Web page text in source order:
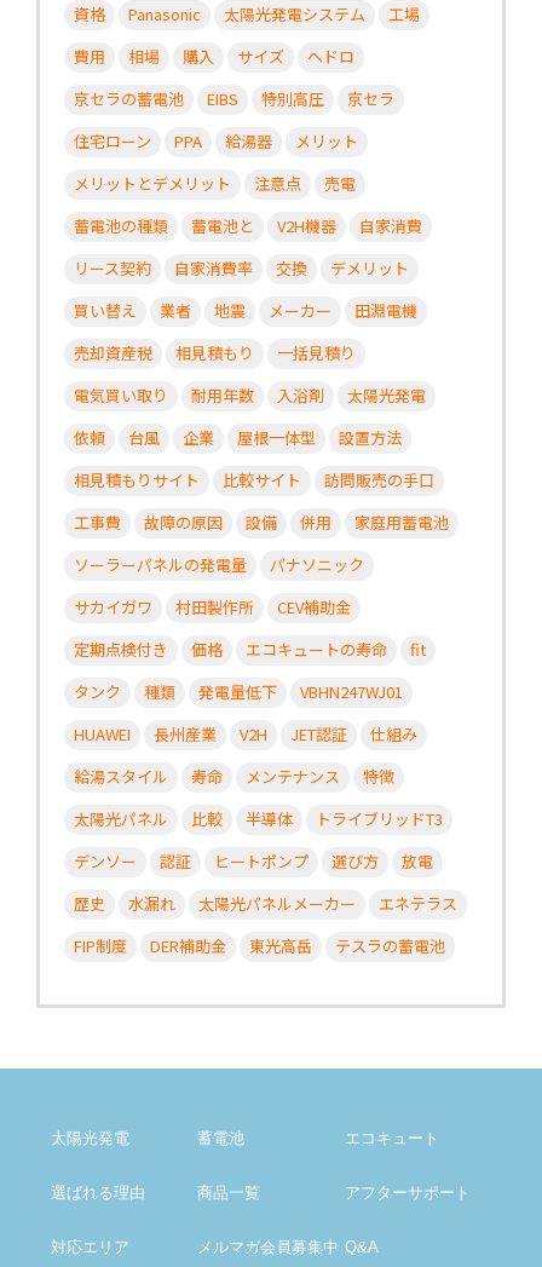
資格
Panasonic 太陽光発電システム
工場
費用
相場 購入 サイズ
ヘドロ
京セラの蓄電池
EIBS 特別高圧
京セラ
住宅ローン
PPA 給湯器
メリット
メリットとデメリット
注意点
売電
蓄電池の種類
蓄電池と V2H機器
自家消費
リース契約
自家消費率 交換
デメリット
買い替え
業者 地震 メーカー
田淵電機
売却資産税
相見積もり
一括見積り
電気買い取り
耐用年数 入浴剤
太陽光発電
依頼
台風 企業 屋根一体型
設置方法
相見積もりサイト
比較サイト
訪問販売の手口
工事費
故障の原因 設備 併用
家庭用蓄電池
ソーラーパネルの発電量
パナソニック
サカイガワ
村田製作所
CEV補助金
定期点検付き
価格 エコキュートの寿命
fit
タンク
種類 発電量低下
VBHN247WJ01
HUAWEI
長州産業 V2H JET認証
仕組み
給湯スタイル
寿命 メンテナンス
特徴
太陽光パネル
比較 半導体
トライブリッドT3
デンソー
認証 ヒートポンプ 選び方
放電
歴史
水漏れ 太陽光パネルメーカー
エネテラス
FIP制度
DER補助金 東光高岳 テスラの蓄電池
太陽光発電 蓄電池 エコキュート
選ばれる理由 商品一覧 アフターサポート
対応エリア メルマガ会員募集中 Q&A